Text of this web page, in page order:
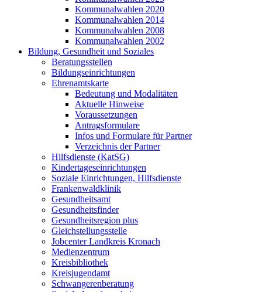
Kommunalwahlen 2020
Kommunalwahlen 2014
Kommunalwahlen 2008
Kommunalwahlen 2002
Bildung, Gesundheit und Soziales
Beratungsstellen
Bildungseinrichtungen
Ehrenamtskarte
Bedeutung und Modalitäten
Aktuelle Hinweise
Voraussetzungen
Antragsformulare
Infos und Formulare für Partner
Verzeichnis der Partner
Hilfsdienste (KatSG)
Kindertageseinrichtungen
Soziale Einrichtungen, Hilfsdienste
Frankenwaldklinik
Gesundheitsamt
Gesundheitsfinder
Gesundheitsregion plus
Gleichstellungsstelle
Jobcenter Landkreis Kronach
Medienzentrum
Kreisbibliothek
Kreisjugendamt
Schwangerenberatung